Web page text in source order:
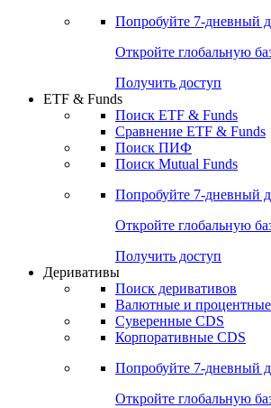
Получить доступ
Поиск кредитов
Попробуйте7-дневный
Откройте глобальную
Получить доступ
ETF & Funds
Сравнение ETF & Funds
Поиск Mutual Funds
Попробуйте7-дневный
Откройте глобальную
Получить доступ
Деривативы
Валютные и
Корпоративные CDS